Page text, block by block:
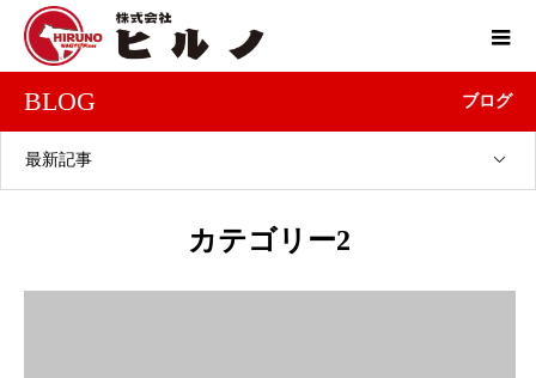
BLOG ブログ
最新記事
カテゴリー2